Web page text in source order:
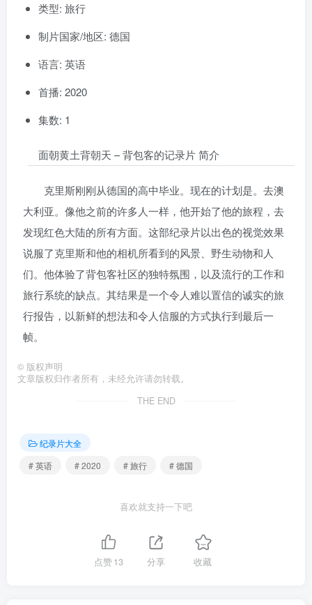
类型: 旅行
制片国家/地区: 德国
语言: 英语
首播: 2020
集数: 1
面朝黄土背朝天 – 背包客的记录片 简介
克里斯刚刚从德国的高中毕业。现在的计划是。去澳
大利亚。像他之前的许多人一样，他开始了他的旅程，去
发现红色大陆的所有方面。这部纪录片以出色的视觉效果
说服了克里斯和他的相机所看到的风景、野生动物和人
们。他体验了背包客社区的独特氛围，以及流行的工作和
旅行系统的缺点。其结果是一个令人难以置信的诚实的旅
行报告，以新鲜的想法和令人信服的方式执行到最后一
帧。
© 版权声明
文章版权归作者所有，未经允许请勿转载。
THE END
纪录片大全
# 英语
# 2020 # 旅行 # 德国
喜欢就支持一下吧
点赞13 分享 收藏